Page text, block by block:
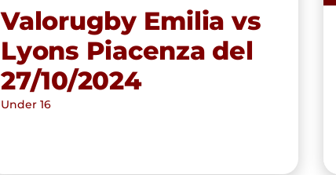
Valorugby Emilia vs
Lyons Piacenza del
27/10/2024
Under 16